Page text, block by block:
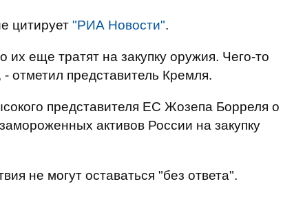
цитирует "РИА Новости".
их еще тратят на закупку оружия. Чего-то
отметил представитель Кремля.
представителя ЕС Жозепа Борреля о
активов России на закупку
не могут оставаться "без ответа".